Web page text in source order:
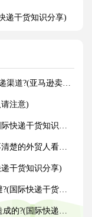
递干货知识分享)
亚马逊卖家必看篇)
注意)
递干货知识分享)
的外贸人看过来)
干货知识分享)
递干货知识分享)
快递干货知识分享)